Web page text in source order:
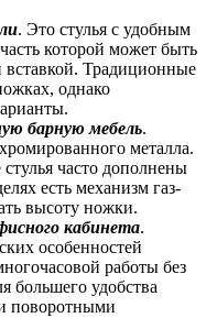
. Это стулья с удобным
которой может быть
вставкой. Традиционные
однако
барную мебель.
металла.
часто дополнены
есть механизм газ-
высоту ножки.
кабинета.
особенностей
работы без
большего удобства
поворотными